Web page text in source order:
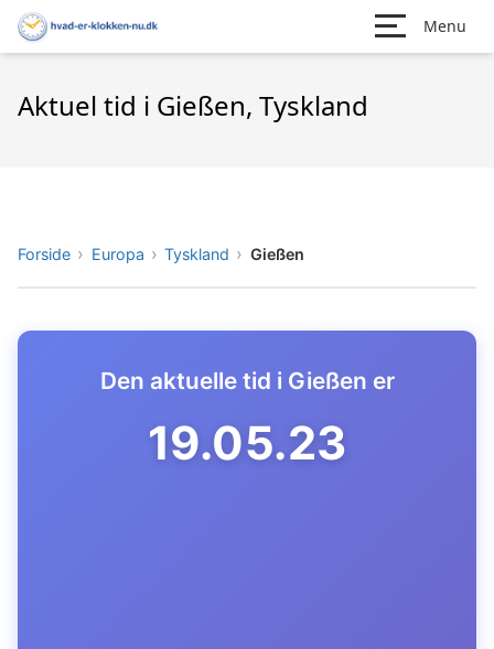
Menu
Aktuel tid i Gießen, Tyskland
Forside Europa Tyskland Gießen
Den aktuelle tid i Gießen er
19.05.24